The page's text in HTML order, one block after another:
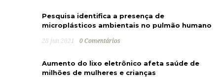
Pesquisa identifica a presença de
microplásticos ambientais no pulmão humano
28 jun 2021 0 Comentários
Aumento do lixo eletrônico afeta saúde de
milhões de mulheres e crianças